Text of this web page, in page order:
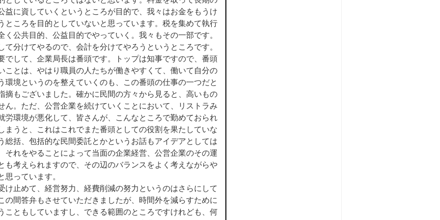
益に資していくというところが目的で、我々はお金をもうけ
ところを目的としていないと思っています。税を集めて執行
く公共目的、公益目的でやっていく。我々もその一部です。
て分けてやるので、会計を分けてやろうというところです。
でして、企業局長は番頭です。トップは知事ですので、番頭
ことは、やはり職員の人たちが働きやすくて、働いて自分の
環境というのを整えていくのも、この番頭の仕事の一つだと
摘もございました。確かに民間の方々から見ると、高いもの
ん。ただ、公営企業を続けていくことにおいて、リストラみ
労環境が悪化して、皆さんが、こんなところで勤めておられ
まうと、これはこれでまた番頭としての役割を果たしていな
総括、包括的な民間委託とかというお話もアイデアとしては
それをやることによって当面の企業経営、公営企業のその運
も考えられますので、その辺のバランスをよく考えながらや
思っています。
止めて、経営努力、経費削減の努力というのはさらにして
の間答弁もさせていただきましたが、時間外を減らすために
こともしていますし、できる範囲のところですけれども、何